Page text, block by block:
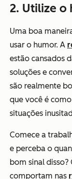
2. Utilize o
Uma boa
usar o humor. A
estão cansados
soluções e
são realmente
que você é
situações
Comece a
e perceba o
bom sinal disso?
comportam nas